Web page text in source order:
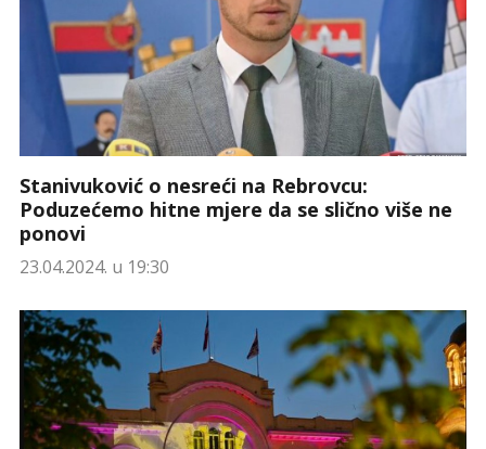
Stanivuković o nesreći na Rebrovcu:
Poduzećemo hitne mjere da se slično više ne
ponovi
23.04.2024. u 19:30